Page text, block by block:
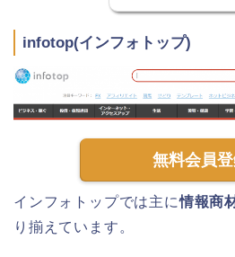
infotop(インフォトップ)
無料会員
インフォトップでは主に情報商
り揃えています。